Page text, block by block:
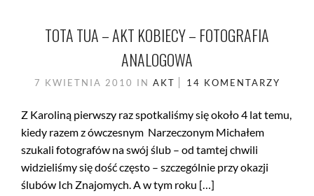
TOTA TUA – AKT KOBIECY – FOTOGRAFIA
ANALOGOWA
7 KWIETNIA 2010 IN AKT 14 KOMENTARZY
Z Karoliną pierwszy raz spotkaliśmy się około 4 lat temu,
kiedy razem z ówczesnym Narzeczonym Michałem
szukali fotografów na swój ślub – od tamtej chwili
widzieliśmy się dość często – szczególnie przy okazji
ślubów Ich Znajomych. A w tym roku […]